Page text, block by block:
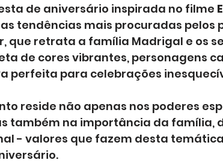
de aniversário inspirada no filme
tendências mais procuradas pelos
que retrata a família Madrigal e os
de cores vibrantes, personagens
perfeita para celebrações
reside não apenas nos poderes
também na importância da família,
- valores que fazem desta